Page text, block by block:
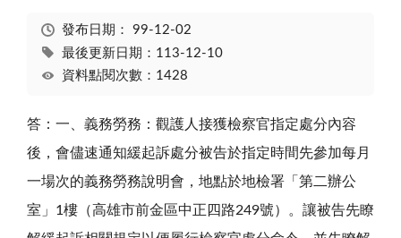
發布日期： 99-12-02
最後更新日期：113-12-10
資料點閱次數：1428
答：一、義務勞務：觀護人接獲檢察官指定處分內容
後，會儘速通知緩起訴處分被告於指定時間先參加每月
一場次的義務勞務說明會，地點於地檢署「第二辦公
室」1樓（高雄市前金區中正四路249號）。讓被告先瞭